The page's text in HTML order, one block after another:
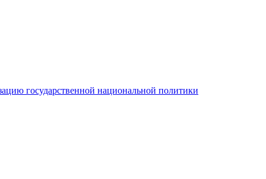
государственной национальной политики